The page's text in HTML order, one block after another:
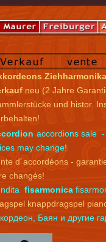
neu (2 Jahre
und histor.
accordions sale -
may change!
d´accordéons -
changés!
fisarmonica
knappdragspel
Баян и другие